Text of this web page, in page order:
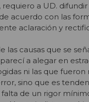
requiero a UD. difundir
acuerdo con las
aclaración y
las causas que se
a alegar en
ni las que fueron
sino que es
de un rigor